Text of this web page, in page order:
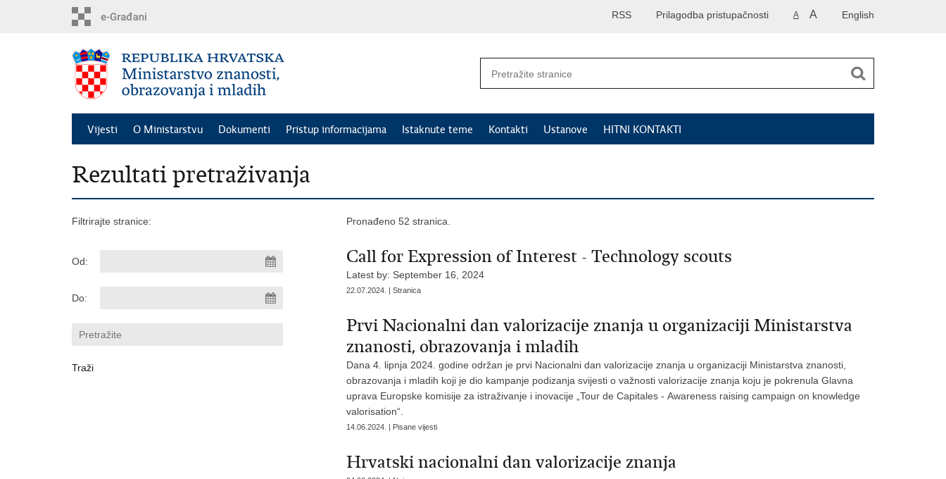
English
A A
Prilagodba pristupačnosti
RSS
Vijesti O Ministarstvu Dokumenti Pristup informacijama Istaknute teme Kontakti Ustanove HITNI KONTAKTI
Rezultati pretraživanja
Filtrirajte stranice:
Od:
Do:
Pronađeno 52 stranica.
Call for Expression of Interest - Technology scouts
Latest by: September 16, 2024
22.07.2024. | Stranica
Prvi Nacionalni dan valorizacije znanja u organizaciji Ministarstva
znanosti, obrazovanja i mladih
Dana 4. lipnja 2024. godine održan je prvi Nacionalni dan valorizacije znanja u organizaciji Ministarstva znanosti,
obrazovanja i mladih koji je dio kampanje podizanja svijesti o važnosti valorizacije znanja koju je pokrenula Glavna
uprava Europske komisije za istraživanje i inovacije „Tour de Capitales - Αwareness raising campaign on knowledge
valorisation“.
14.06.2024. | Pisane vijesti
Hrvatski nacionalni dan valorizacije znanja